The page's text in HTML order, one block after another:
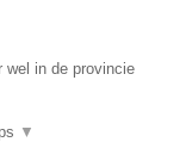
wel in de provincie
▼